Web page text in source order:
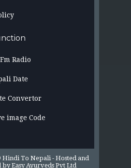
Radio
Date
Convertor
image Code
Hindi To Nepali -Hosted and
byEasy Ayurveds Pvt Ltd